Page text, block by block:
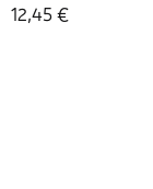
12,45 €